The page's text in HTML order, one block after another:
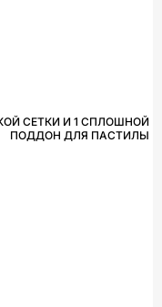
СЕТКИ И 1 СПЛОШНОЙ
ПОДДОН ДЛЯ ПАСТИЛЫ